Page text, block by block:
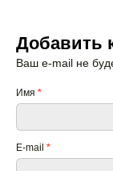
Добавить
Ваш e-mail не
Имя *
E-mail *